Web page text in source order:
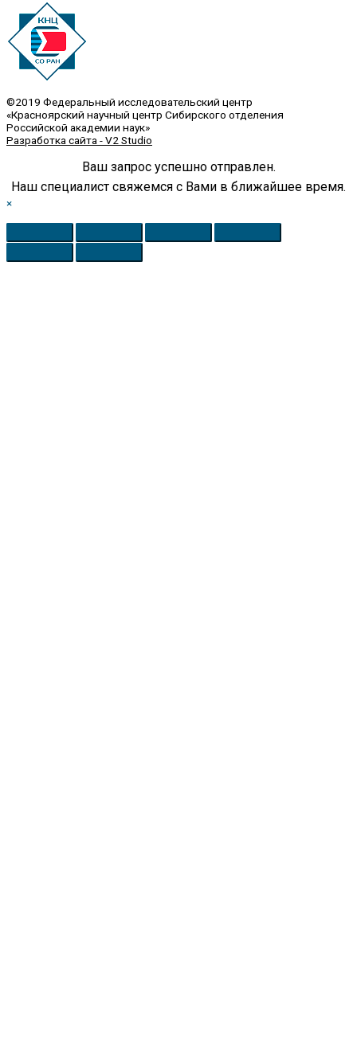
©2019 Федеральный исследовательский центр
«Красноярский научный центр Сибирского отделения
Российской академии наук»
Разработка сайта - V2 Studio
Ваш запрос успешно отправлен.
Наш специалист свяжемся с Вами в ближайшее время.
×